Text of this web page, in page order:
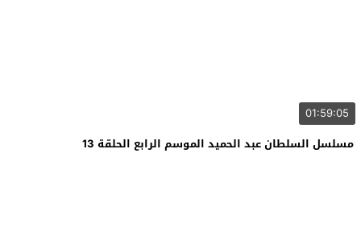
01:59:05
مسلسل السلطان عبد الحميد الموسم الرابع الحلقة 13